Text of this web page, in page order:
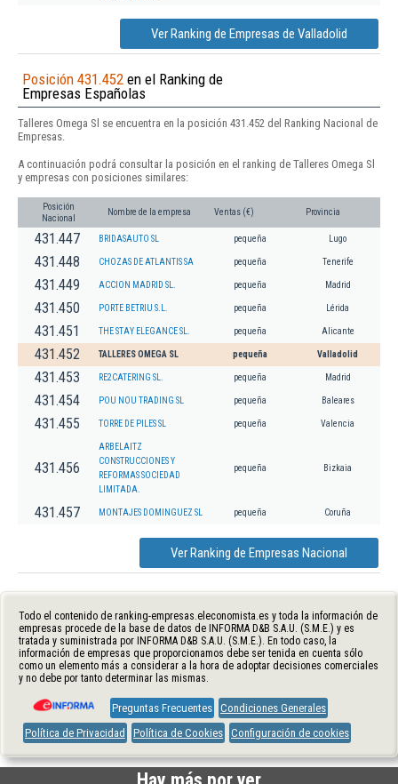
Ver Ranking de Empresas de Valladolid
Posición 431.452 en el Ranking de
Empresas Españolas
Talleres Omega Sl se encuentra en la posición 431.452 del Ranking Nacional de
Empresas.
A continuación podrá consultar la posición en el ranking de Talleres Omega Sl
y empresas con posiciones similares:
Posición
Nacional
Nombre de la empresa Ventas (€) Provincia
431.447 BRIDASAUTO SL pequeña Lugo
431.448 CHOZAS DE ATLANTIS SA pequeña Tenerife
431.449 ACCION MADRID SL. pequeña Madrid
431.450 PORTE BETRIU S.L. pequeña Lérida
431.451 THE STAY ELEGANCE SL. pequeña Alicante
431.452 TALLERES OMEGA SL pequeña Valladolid
431.453 RE2CATERING SL. pequeña Madrid
431.454 POU NOU TRADING SL pequeña Baleares
431.455 TORRE DE PILES SL pequeña Valencia
431.456
ARBELAITZ
CONSTRUCCIONES Y
REFORMAS SOCIEDAD
LIMITADA.
pequeña Bizkaia
431.457 MONTAJES DOMINGUEZ SL pequeña Coruña
Ver Ranking de Empresas Nacional
Todo el contenido de ranking-empresas.eleconomista.es y toda la información de
empresas procede de la base de datos de INFORMA D&B S.A.U. (S.M.E.) y es
tratada y suministrada por INFORMA D&B S.A.U. (S.M.E.). En todo caso, la
información de empresas que proporcionamos debe ser tenida en cuenta sólo
como un elemento más a considerar a la hora de adoptar decisiones comerciales
y no debe por tanto determinar las mismas.
Preguntas Frecuentes Condiciones Generales
Política de Privacidad
Política de Cookies Configuración de cookies